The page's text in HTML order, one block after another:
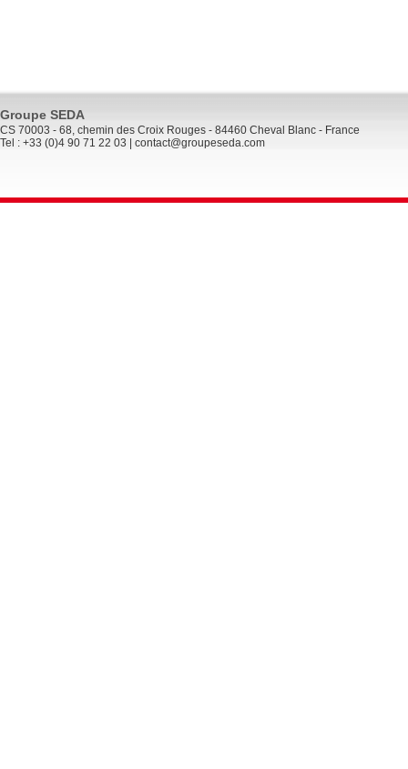
Groupe SEDA
CS 70003 - 68, chemin des Croix Rouges - 84460 Cheval Blanc - France
Tel : +33 (0)4 90 71 22 03 | contact@groupeseda.com